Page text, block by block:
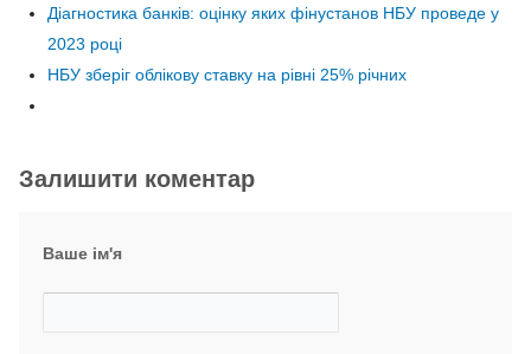
Діагностика банків: оцінку яких фінустанов НБУ проведе у
2023 році
НБУ зберіг облікову ставку на рівні 25% річних
Залишити коментар
Ваше ім'я